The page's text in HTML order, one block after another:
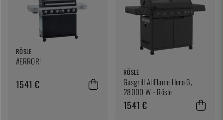
RÖSLE
#ERROR!
1541 €
RÖSLE
Gasgrill AllFlame Hero 6,
28000 W - Rösle
1541 €